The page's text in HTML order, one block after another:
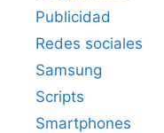
Publicidad
Redes sociales
Samsung
Scripts
Smartphones